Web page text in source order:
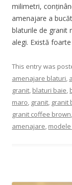
milimetri,
amenajare a
blaturile de granit
alegi. Există foarte
This entry was
amenajare blaturi,
granit, blaturi baie,
maro, granit, granit
granit coffee brown,
amenajare,